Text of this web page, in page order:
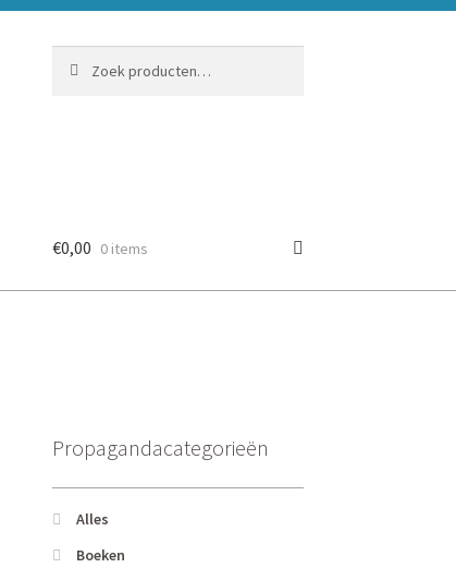
naar:
€0,00 0 items
Propagandacategorieën
Alles
Boeken